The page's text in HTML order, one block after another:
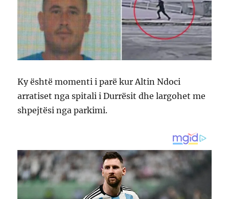
Ky është momenti i parë kur Altin Ndoci
arratiset nga spitali i Durrësit dhe largohet me
shpejtësi nga parkimi.